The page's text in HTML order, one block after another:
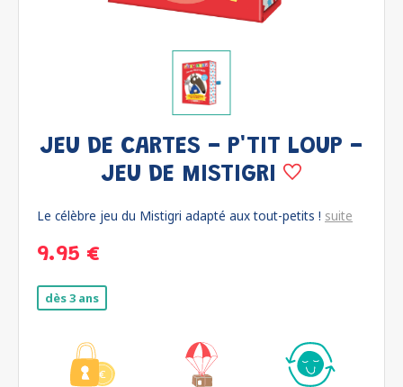
JEU DE CARTES - P'TIT LOUP -
JEU DE MISTIGRI
Le célèbre jeu du Mistigri adapté aux tout-petits ! suite
9.95 €
dès 3 ans